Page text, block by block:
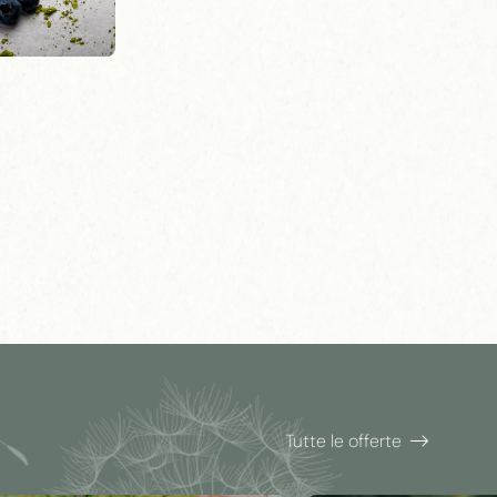
Tutte le offerte